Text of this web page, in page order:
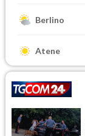
Berlino
Atene